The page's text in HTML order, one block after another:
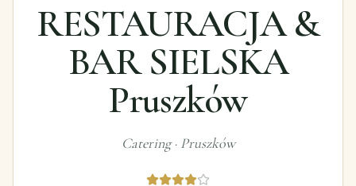
RESTAURACJA &
BAR SIELSKA
Pruszków
Catering· Pruszków